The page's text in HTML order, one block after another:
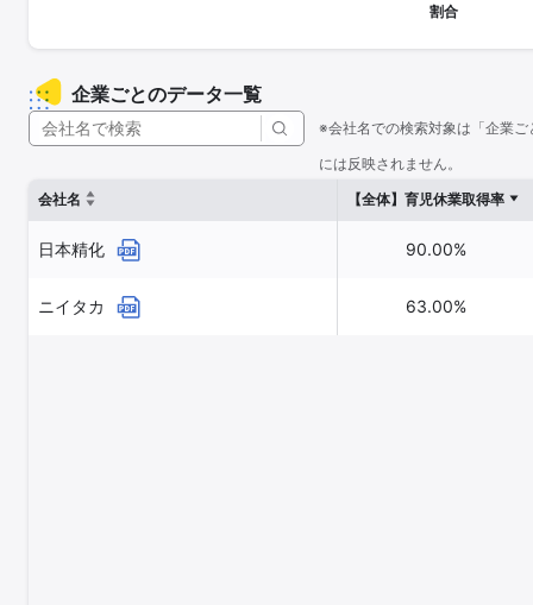
企業ごとのデータ一覧
※会社名での検索対象は「企業
には反映されません。
会社名
【全体】育児休業取得率
日本精化 90.00%
ニイタカ 63.00%